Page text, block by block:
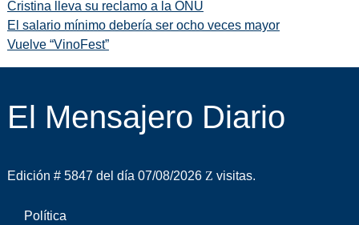
Cristina lleva su reclamo a la ONU
El salario mínimo debería ser ocho veces mayor
Vuelve “VinoFest”
El Mensajero Diario
Edición # 5847 del día 07/08/2026 visitas.
Política